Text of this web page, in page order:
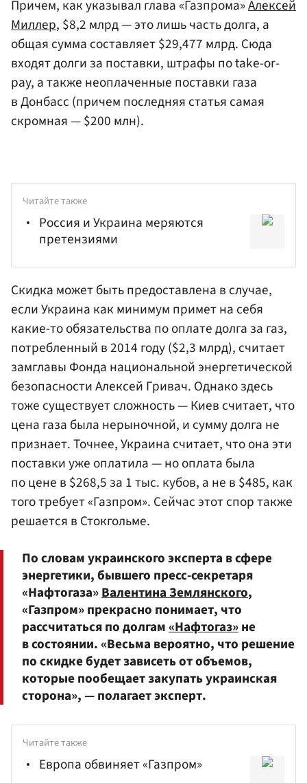
Причем, как указывал глава «Газпрома»Алексей
Миллер, $8,2 млрд — это лишь часть долга, а
общая сумма составляет $29,477 млрд. Сюда
входят долги за поставки, штрафы по take-or-
pay, а также неоплаченные поставки газа
в Донбасс (причем последняя статья самая
скромная — $200 млн).
Читайте также
Россия и Украина меряются
претензиями
Скидка может быть предоставлена в случае,
если Украина как минимум примет на себя
какие-то обязательства по оплате долга за газ,
потребленный в 2014 году ($2,3 млрд), считает
замглавы Фонда национальной энергетической
безопасностиАлексей Гривач. Однако здесь
тоже существует сложность — Киев считает, что
цена газа была нерыночной, и сумму долга не
признает. Точнее, Украина считает, что она эти
поставки уже оплатила — но оплата была
по цене в $268,5 за 1 тыс. кубов, а не в $485, как
того требует «Газпром». Сейчас этот спор также
решается в Стокгольме.
По словам украинского эксперта в сфере
энергетики, бывшего пресс-секретаря
«Нафтогаза»Валентина Землянского,
«Газпром» прекрасно понимает, что
рассчитаться по долгам«Нафтогаз»не
в состоянии. «Весьма вероятно, что решение
по скидке будет зависеть от объемов,
которые пообещает закупать украинская
сторона», — полагает эксперт.
Читайте также
Европа обвиняет «Газпром»